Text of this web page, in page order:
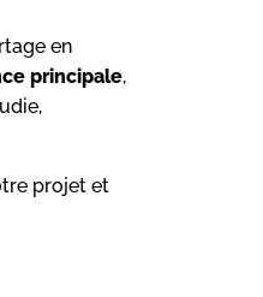
en
principale,
projet et